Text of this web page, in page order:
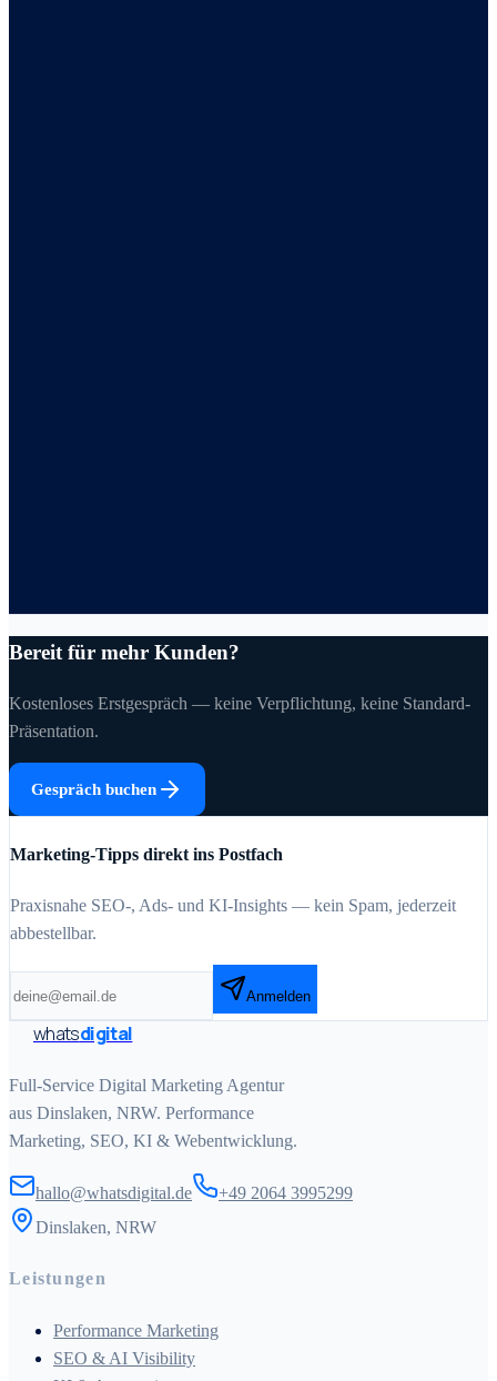
Bereit für mehr Kunden?
Kostenloses Erstgespräch — keine Verpflichtung, keine Standard-
Präsentation.
Gespräch buchen
Marketing-Tipps direkt ins Postfach
Praxisnahe SEO-, Ads- und KI-Insights — kein Spam, jederzeit
abbestellbar.
Anmelden
whatsdigital
Full-Service Digital Marketing Agentur
aus Dinslaken, NRW. Performance
Marketing, SEO, KI & Webentwicklung.
hallo@whatsdigital.de
+49 2064 3995299
Dinslaken, NRW
Leistungen
Performance Marketing
SEO & AI Visibility